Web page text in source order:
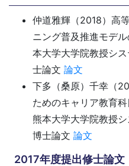
仲道雅輝（2018）高
ニング普及推進モデ
本大学大学院教授シ
士論文 論文
下多（桑原）千幸（
ためのキャリア教育
熊本大学大学院教授
博士論文 論文
2017年度提出修士論文